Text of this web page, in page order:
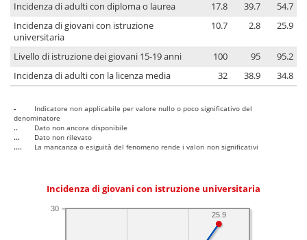
Incidenza di adulti con diploma o laurea 17.8 39.7
54.7
Incidenza di giovani con istruzione
universitaria
10.7 2.8 25.9
Livello di istruzione dei giovani 15-19 anni 100 95
95.2
Incidenza di adulti con la licenza media
32 38.9 34.8
-
Indicatore non applicabile per valore nullo o poco significativo del
denominatore
..
Dato non ancora disponibile
...
Dato non rilevato
....
La mancanza o esiguità del fenomeno rende i valori non significativi
Incidenza di giovani con istruzione universitaria
30
25.9